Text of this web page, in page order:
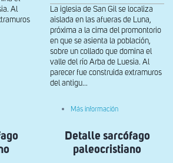
Al
La iglesia de San Gil se localiza
aislada en las afueras de Luna,
próxima a la cima del promontorio
en que se asienta la población,
sobre un collado que domina el
valle del río Arba de Luesia. Al
parecer fue construida extramuros
del antigu...
Más información
Detalle sarcófago
paleocristiano